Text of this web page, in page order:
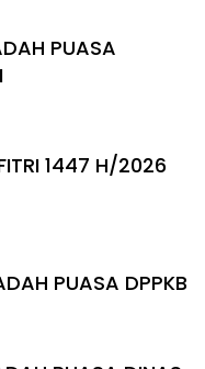
PUASA
1447 H/2026
PUASA DPPKB